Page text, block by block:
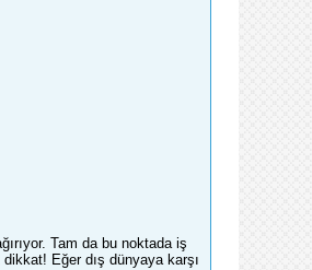
Tam da bu noktada iş
Eğer dış dünyaya karşı